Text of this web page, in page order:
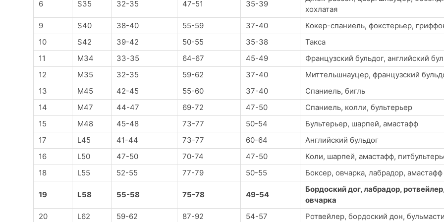
6 S35 32-35 47-51 35-39
хохлатая
9
S40 38-40 55-59 37-40
Кокер-спаниель, фокстерьер,
10
S42 39-42 50-55 35-38
Такса
11
M34 33-35 64-67 45-49
Французский бульдог, английский
12
M35 32-35 59-62 37-40
Миттельшнауцер, французский
13
M45 42-45 55-60 37-40
Спаниель, бигль
14
M47 44-47 69-72 47-50
Спаниель, колли, бультерьер
15
M48 45-48 73-77 50-54
Бультерьер, шарпей, амастафф
17
L45 41-44 73-77 60-64
Английский бульдог
16
L50 47-50 70-74 47-50
Коли, шарпей, амастафф,
18
L55 52-55 77-79 50-55 Боксер, овчарка, лабрадор, амастафф
19 L58 55-58 75-78 49-54
Бордоский дог, лабрадор,
овчарка
20
L62 59-62 87-92 54-57 Ротвейлер, бордоский дон,